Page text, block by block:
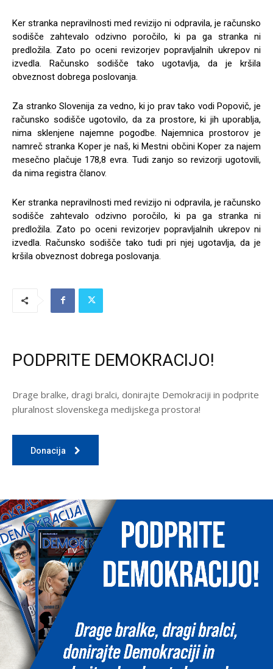
Ker stranka nepravilnosti med revizijo ni odpravila, je računsko
sodišče zahtevalo odzivno poročilo, ki pa ga stranka ni
predložila. Zato po oceni revizorjev popravljalnih ukrepov ni
izvedla. Računsko sodišče tako ugotavlja, da je kršila
obveznost dobrega poslovanja.
Za stranko Slovenija za vedno, ki jo prav tako vodi Popovič, je
računsko sodišče ugotovilo, da za prostore, ki jih uporablja,
nima sklenjene najemne pogodbe. Najemnica prostorov je
namreč stranka Koper je naš, ki Mestni občini Koper za najem
mesečno plačuje 178,8 evra. Tudi zanjo so revizorji ugotovili,
da nima registra članov.
Ker stranka nepravilnosti med revizijo ni odpravila, je računsko
sodišče zahtevalo odzivno poročilo, ki pa ga stranka ni
predložila. Zato po oceni revizorjev popravljalnih ukrepov ni
izvedla. Računsko sodišče tako tudi pri njej ugotavlja, da je
kršila obveznost dobrega poslovanja.
PODPRITE DEMOKRACIJO!
Drage bralke, dragi bralci, donirajte Demokraciji in podprite
pluralnost slovenskega medijskega prostora!
Donacija